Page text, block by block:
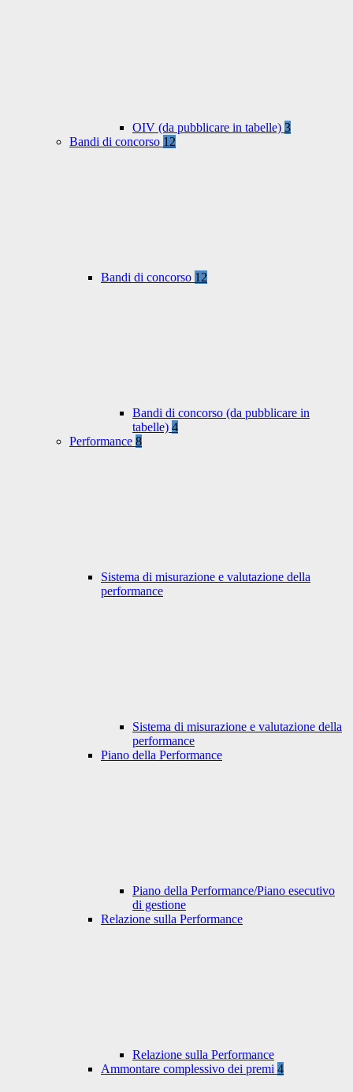
OIV (da pubblicare in tabelle) 3
Bandi di concorso 12
Bandi di concorso 12
Bandi di concorso (da pubblicare in
tabelle) 4
Performance 8
Sistema di misurazione e valutazione della
performance
Sistema di misurazione e valutazione della
performance
Piano della Performance
Piano della Performance/Piano esecutivo
di gestione
Relazione sulla Performance
Relazione sulla Performance
Ammontare complessivo dei premi 4